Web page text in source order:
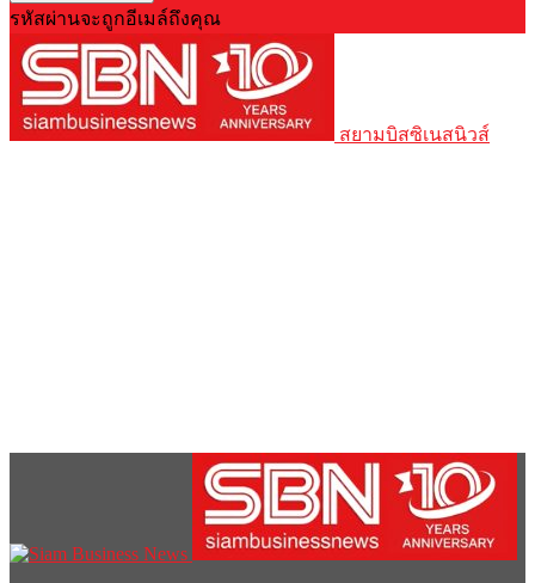
รหัสผ่านจะถูกอีเมล์ถึงคุณ
สยามบิสซิเนสนิวส์